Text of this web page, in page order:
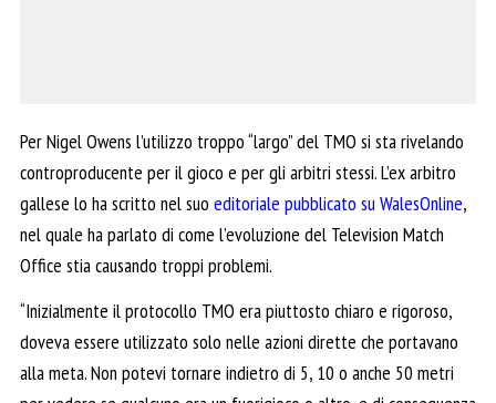
Per Nigel Owens l’utilizzo troppo “largo” del TMO si sta rivelando
controproducente per il gioco e per gli arbitri stessi. L’ex arbitro
gallese lo ha scritto nel suo editoriale pubblicato su WalesOnline,
nel quale ha parlato di come l’evoluzione del Television Match
Office stia causando troppi problemi.
“Inizialmente il protocollo TMO era piuttosto chiaro e rigoroso,
doveva essere utilizzato solo nelle azioni dirette che portavano
alla meta. Non potevi tornare indietro di 5, 10 o anche 50 metri